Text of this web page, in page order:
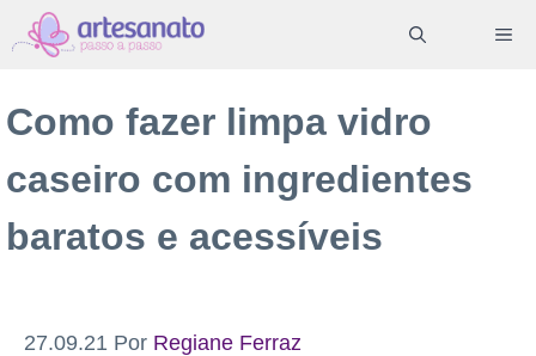
Pular
para
conteúdo
Como fazer limpa vidro
caseiro com ingredientes
baratos e acessíveis
27.09.21 Por Regiane Ferraz